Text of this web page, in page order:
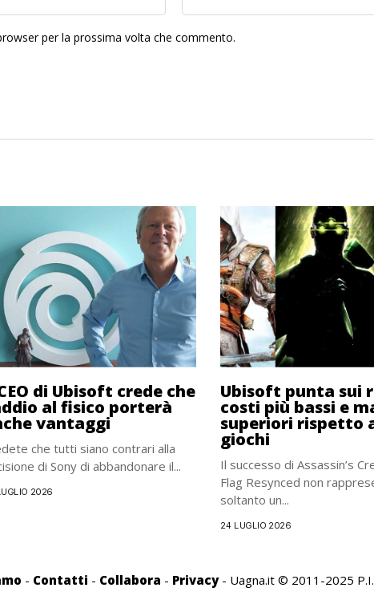
per la prossima volta che commento.
di Ubisoft crede che
al fisico porterà
vantaggi
che tutti siano contrari alla
di Sony di abbandonare il...
2026
Ubisoft punta sui
costi più bassi e
superiori rispetto
giochi
Il successo di Assassin’s
Flag Resynced non
soltanto un...
24 LUGLIO 2026
- Contatti - Collabora - Privacy- Uagna.it © 2011-2025